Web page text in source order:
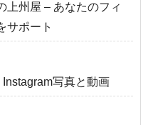
上州屋 – あなたのフィ
サポート
Instagram写真と動画